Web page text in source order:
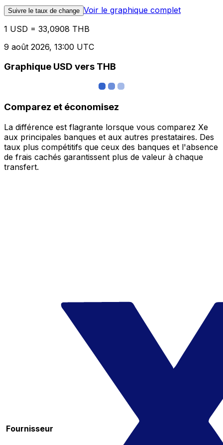
Suivre le taux de change Voir le graphique complet
1 USD = 33,0908 THB
9 août 2026, 13:00 UTC
Graphique USD vers THB
Comparez et économisez
La différence est flagrante lorsque vous comparez Xe
aux principales banques et aux autres prestataires. Des
taux plus compétitifs que ceux des banques et l'absence
de frais cachés garantissent plus de valeur à chaque
transfert.
Fournisseur